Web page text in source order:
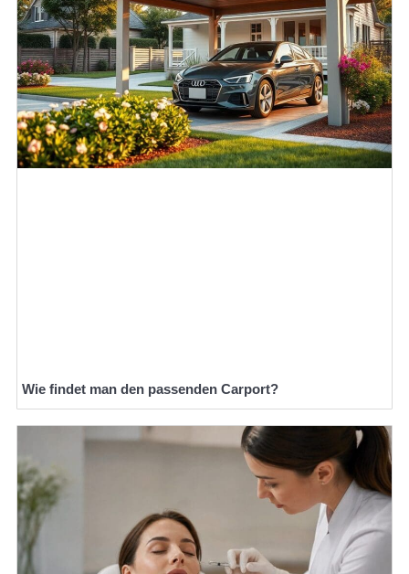
Wie findet man den passenden Carport?